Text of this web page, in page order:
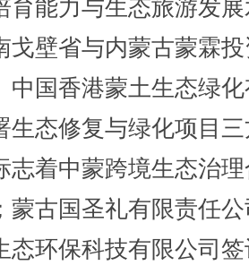
育能力与生态旅游发
戈壁省与内蒙古蒙霖
中国香港蒙土生态绿
生态修复与绿化项目
志着中蒙跨境生态治
蒙古国圣礼有限责任
态环保科技有限公司